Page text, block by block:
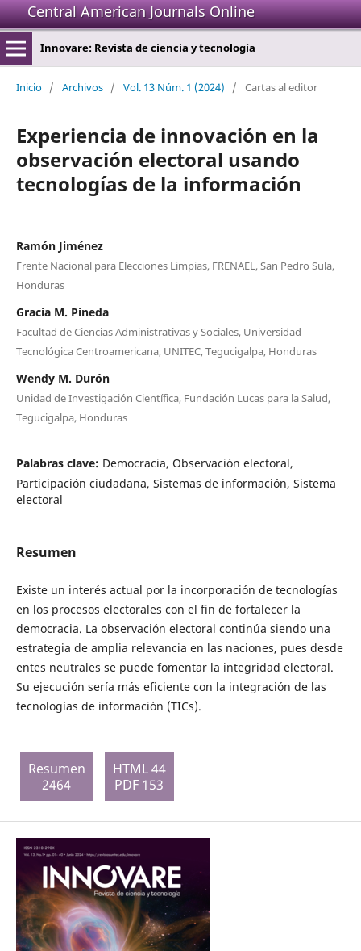
Central American Journals Online
Innovare: Revista de ciencia y tecnología
Inicio / Archivos / Vol. 13 Núm. 1 (2024) / Cartas al editor
Experiencia de innovación en la
observación electoral usando
tecnologías de la información
Ramón Jiménez
Frente Nacional para Elecciones Limpias, FRENAEL, San Pedro Sula,
Honduras
Gracia M. Pineda
Facultad de Ciencias Administrativas y Sociales, Universidad
Tecnológica Centroamericana, UNITEC, Tegucigalpa, Honduras
Wendy M. Durón
Unidad de Investigación Científica, Fundación Lucas para la Salud,
Tegucigalpa, Honduras
Palabras clave: Democracia, Observación electoral,
Participación ciudadana, Sistemas de información, Sistema
electoral
Resumen
Existe un interés actual por la incorporación de tecnologías
en los procesos electorales con el fin de fortalecer la
democracia. La observación electoral continúa siendo una
estrategia de amplia relevancia en las naciones, pues desde
entes neutrales se puede fomentar la integridad electoral.
Su ejecución sería más eficiente con la integración de las
tecnologías de información (TICs).
Resumen
2464
HTML 44
PDF 153